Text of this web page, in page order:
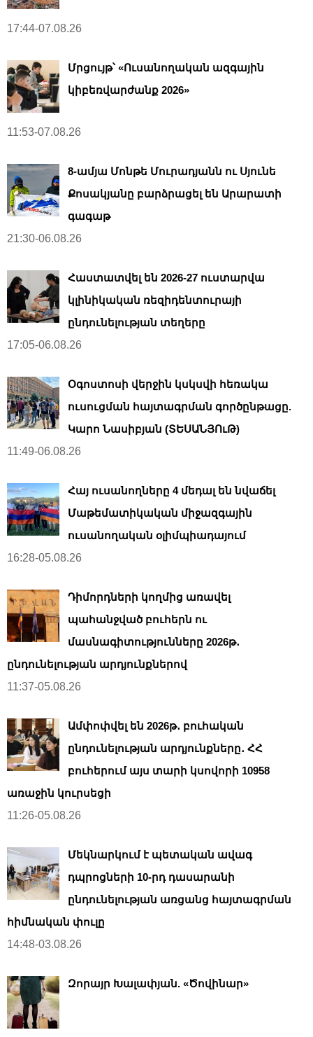
17:44-07.08.26
Մրցույթ՝ «Ուսանողական ազգային
կիբեռվարժանք 2026»
11:53-07.08.26
8-ամյա Մոնթե Մուրադյանն ու Սյունե
Քոսակյանը բարձրացել են Արարատի
գագաթ
21:30-06.08.26
Հաստատվել են 2026-27 ուստարվա
կլինիկական ռեզիդենտուրայի
ընդունելության տեղերը
17:05-06.08.26
Օգոստոսի վերջին կսկսվի հեռակա
ուսուցման հայտագրման գործընթացը.
Կարո Նասիբյան (ՏԵՍԱՆՅՈւԹ)
11:49-06.08.26
Հայ ուսանողները 4 մեդալ են նվաճել
Մաթեմատիկական միջազգային
ուսանողական օլիմպիադայում
16:28-05.08.26
Դիմորդների կողմից առավել
պահանջված բուհերն ու
մասնագիտությունները 2026թ․
ընդունելության արդյունքներով
11:37-05.08.26
Ամփոփվել են 2026թ․ բուհական
ընդունելության արդյունքները․ ՀՀ
բուհերում այս տարի կսովորի 10958
առաջին կուրսեցի
11:26-05.08.26
Մեկնարկում է պետական ավագ
դպրոցների 10-րդ դասարանի
ընդունելության առցանց հայտագրման
հիմնական փուլը
14:48-03.08.26
Զորայր Խալափյան. «Ծովինար»